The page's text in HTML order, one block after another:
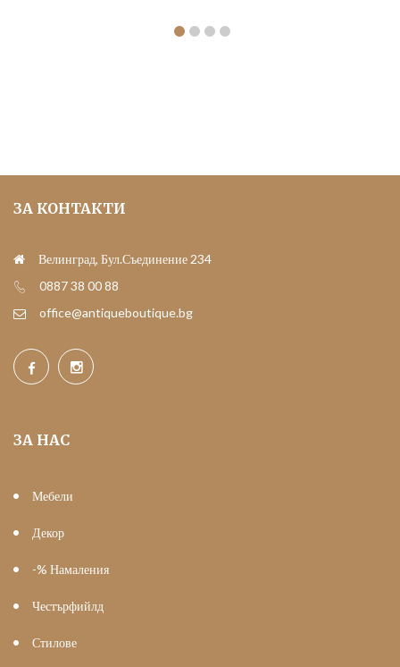
51.13 €
40.00 €
ЗА КОНТАКТИ
Велинград, Бул.Съединение 234
0887 38 00 88
office@antiqueboutique.bg
ЗА НАС
Мебели
Декор
-% Намаления
Честърфийлд
Стилове